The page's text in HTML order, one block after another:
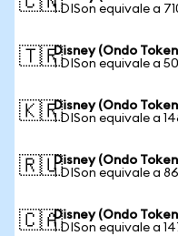
1 DISon equivale a
🇹🇷Disney (Ondo
1 DISon equivale a
🇰🇷Disney (Ondo
1 DISon equivale a
🇷🇺Disney (Ondo
1 DISon equivale a
🇨🇦Disney (Ondo
1 DISon equivale a